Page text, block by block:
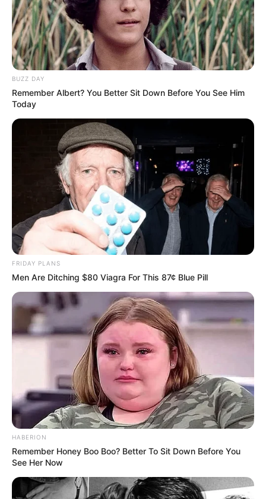
Elo7
Elo7
Miniaturas
BUZZ DAY
Remember Albert? You Better Sit Down Before You See Him
Today
FRIDAY PLANS
Men Are Ditching $80 Viagra For This 87¢ Blue Pill
HABERION
Remember Honey Boo Boo? Better To Sit Down Before You
See Her Now